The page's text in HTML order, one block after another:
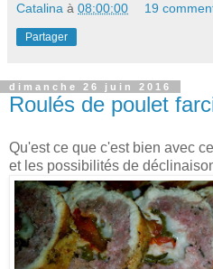
Catalina à 08:00:00 19
Partager
dimanche 26 juin 2016
Roulés de poulet
Qu'est ce que c'est bien avec
et les possibilités de